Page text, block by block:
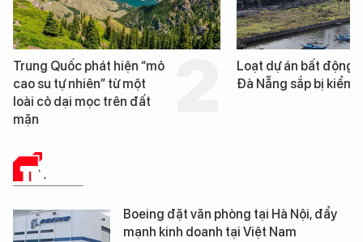
Loạt dự án bất động sản ở
Đà Nẵng sắp bị kiểm tra
EVN đã buộc thôi
lãnh đạo ngành điện
TIN TỨC
Boeing đặt văn phòng tại Hà Nội, đẩy
mạnh kinh doanh tại Việt Nam